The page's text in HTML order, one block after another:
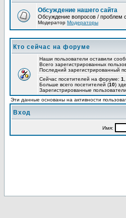
Обсуждение нашего сайта
Обсуждение вопросов / проблем
Модератор Модераторы
Кто сейчас на форуме
Наши пользователи оставили
Всего зарегистрированных
Последний зарегистрированный
Сейчас посетителей на форуме: 1
Больше всего посетителей (10)
Зарегистрированные
Эти данные основаны на активности
Вход
Имя: